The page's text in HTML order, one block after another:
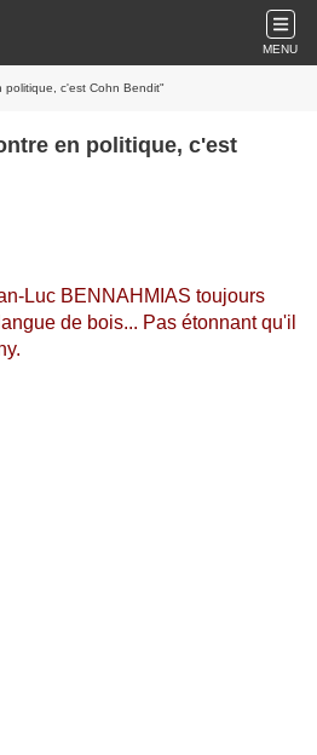
MENU
politique, c'est Cohn Bendit"
en politique, c'est
Luc BENNAHMIAS toujours
de bois... Pas étonnant qu'il